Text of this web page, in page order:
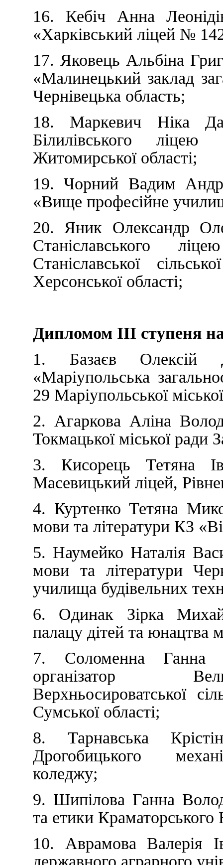
16. Кебіч Анна
«Харківський ліцей №
17. Яковець Альбіна
«Малинецький заклад
Чернівецька область;
18. Маркевич Ніка
Білилівського
Житомирської області;
19. Чорний Вадим
«Вище професійне
20. Яник Олександр
Станіславського
Станіславської
Херсонської області;
Дипломом ІІІ ступеня
1. Базаєв Олексій
«Маріупольська
29 Маріупольської
2. Агаркова Аліна
Токмацької міської ради
3. Кисорець Тетяна
Масевицький ліцей,
4. Куртенко Тетяна
мови та літератури КЗ
5. Наумейко Наталія
мови та літератури
училища будівельних
6. Одинак Зірка
палацу дітей та юнацтва
7. Соломенна Ганна
організатор
Верхньосироватської
Сумської області;
8. Тарнавська
Дрогобицького
коледжу;
9. Шипілова Ганна
та етики
10. Аврамова Валерія
державного аграрного